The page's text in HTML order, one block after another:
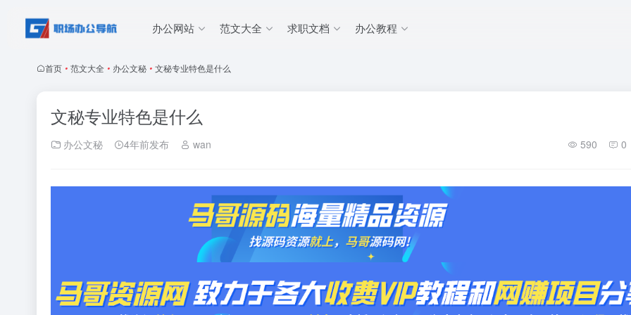
办公网站 范文大全 求职文档 办公教程
首页 • 范文大全 • 办公文秘 • 文秘专业特色是什么
文秘专业特色是什么
办公文秘 4年前发布 wan 590 0